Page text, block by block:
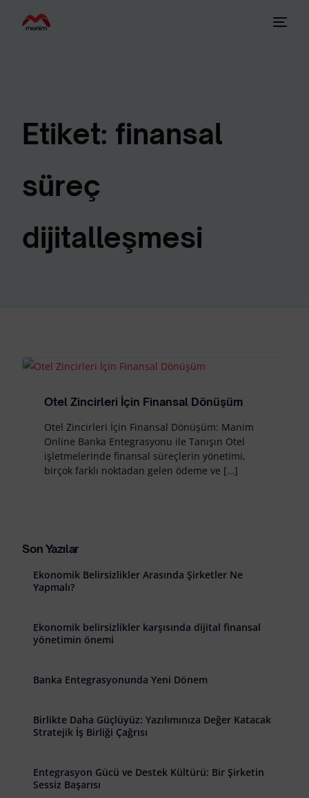
Etiket: finansal
süreç
dijitalleşmesi
Otel Zincirleri İçin Finansal Dönüşüm
Otel Zincirleri İçin Finansal Dönüşüm: Manim
Online Banka Entegrasyonu ile Tanışın Otel
işletmelerinde finansal süreçlerin yönetimi,
birçok farklı noktadan gelen ödeme ve […]
Son Yazılar
Ekonomik Belirsizlikler Arasında Şirketler Ne
Yapmalı?
Ekonomik belirsizlikler karşısında dijital finansal
yönetimin önemi
Banka Entegrasyonunda Yeni Dönem
Birlikte Daha Güçlüyüz: Yazılımınıza Değer Katacak
Stratejik İş Birliği Çağrısı
Entegrasyon Gücü ve Destek Kültürü: Bir Şirketin
Sessiz Başarısı